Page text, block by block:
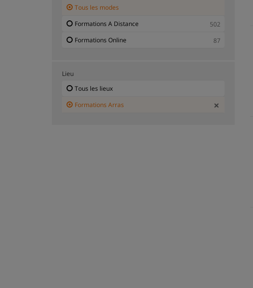
Tous les modes
Formations A Distance
502
Formations Online
87
Lieu
Tous les lieux
Formations Arras